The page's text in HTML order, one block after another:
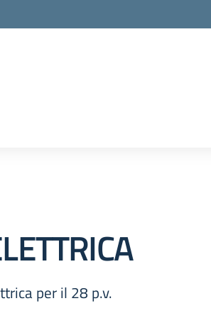
per il 28 p.v.